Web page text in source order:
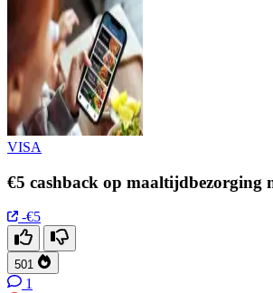
VISA
€5 cashback op maaltijdbezorging
-€5
501
1